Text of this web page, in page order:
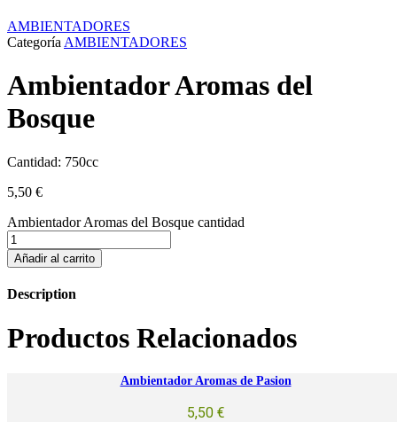
AMBIENTADORES
Categoría AMBIENTADORES
Ambientador Aromas del
Bosque
Cantidad: 750cc
5,50 €
Ambientador Aromas del Bosque cantidad
Añadir al carrito
Description
Productos Relacionados
Ambientador Aromas de Pasion
5,50 €